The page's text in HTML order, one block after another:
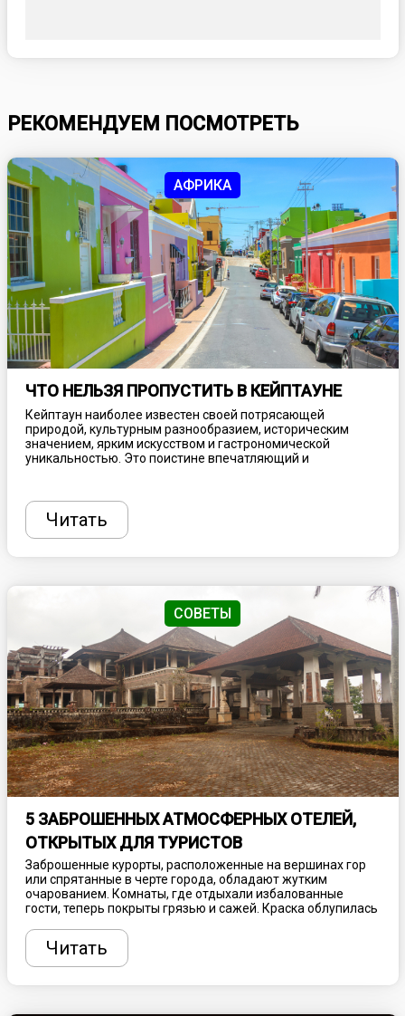
РЕКОМЕНДУЕМ ПОСМОТРЕТЬ
АФРИКА
ЧТО НЕЛЬЗЯ ПРОПУСТИТЬ В КЕЙПТАУНЕ
Кейптаун наиболее известен своей потрясающей
природой, культурным разнообразием, историческим
значением, ярким искусством и гастрономической
уникальностью. Это поистине впечатляющий и
некоторые факторы, включая климатические нюансы,
чтобы местная погода не разочаровала, а также учесть
вопрос безопасности, как и при любом другом
посещении столицы Южно-Африканской Республики.
Читать
СОВЕТЫ
5 ЗАБРОШЕННЫХ АТМОСФЕРНЫХ ОТЕЛЕЙ,
ОТКРЫТЫХ ДЛЯ ТУРИСТОВ
Заброшенные курорты, расположенные на вершинах гор
или спрятанные в черте города, обладают жутким
очарованием. Комнаты, где отдыхали избалованные
гости, теперь покрыты грязью и сажей. Краска облупилась
чтобы забрать останки себе. Такие места больше не
принимают толпы туристов, ищущих спа-процедуры и
роскошный досуг, зато привлекают любознательных
Читать